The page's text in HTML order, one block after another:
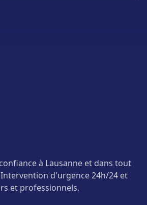
à Lausanne et dans tout
d'urgence 24h/24 et
et professionnels.